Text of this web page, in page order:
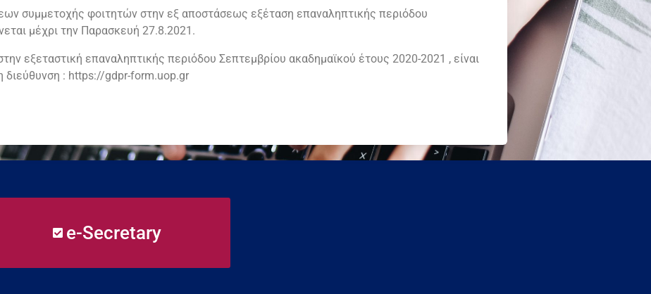
συμμετοχής φοιτητών στην εξ αποστάσεως εξέταση επαναληπτικής περιόδου
μέχρι την Παρασκευή 27.8.2021.
εξεταστική επαναληπτικής περιόδου Σεπτεμβρίου ακαδημαϊκού έτους 2020-2021 , είναι
διεύθυνση : https://gdpr-form.uop.gr
e-Secretary